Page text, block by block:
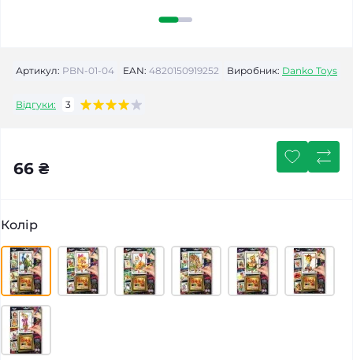
Артикул: PBN-01-04 EAN: 4820150919252 Виробник: Danko Toys
Відгуки: 3
66 ₴
Колір